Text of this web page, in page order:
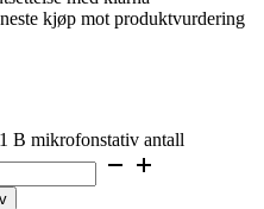
kjøp mot produktvurdering
B mikrofonstativ antall